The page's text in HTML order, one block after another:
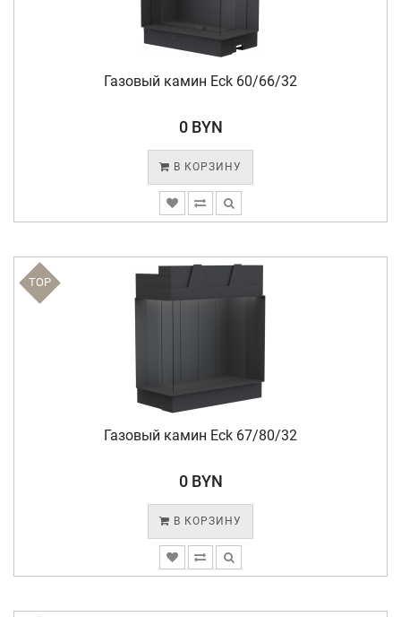
Газовый камин Eck 60/66/32
0 BYN
В КОРЗИНУ
TOP
Газовый камин Eck 67/80/32
0 BYN
В КОРЗИНУ